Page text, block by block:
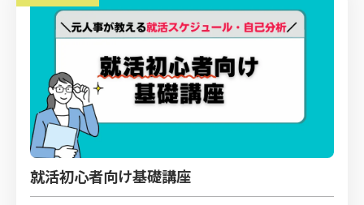
就活初心者向け基礎講座